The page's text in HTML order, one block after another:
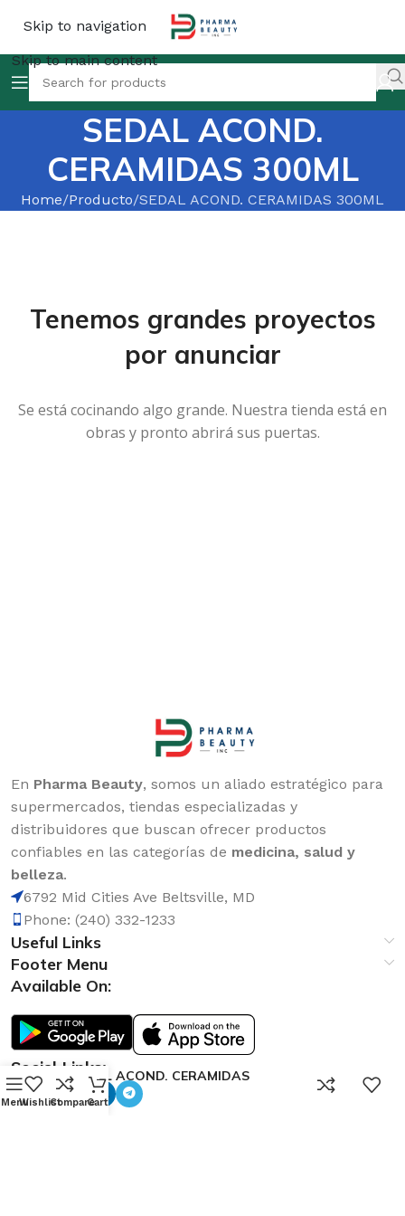
Skip to navigation
Skip to main content
SEDAL ACOND.
CERAMIDAS 300ML
Home Producto SEDAL ACOND. CERAMIDAS 300ML
Tenemos grandes proyectos
por anunciar
Se está cocinando algo grande. Nuestra tienda está en
obras y pronto abrirá sus puertas.
En Pharma Beauty, somos un aliado estratégico para
supermercados, tiendas especializadas y
distribuidores que buscan ofrecer productos
confiables en las categorías de medicina, salud y
belleza.
6792 Mid Cities Ave Beltsville, MD
Phone: (240) 332-1233
Useful Links
Footer Menu
Available On:
Social Links:SEDAL ACOND. CERAMIDAS
300ML
MenuWishlistCompare
0
Cart